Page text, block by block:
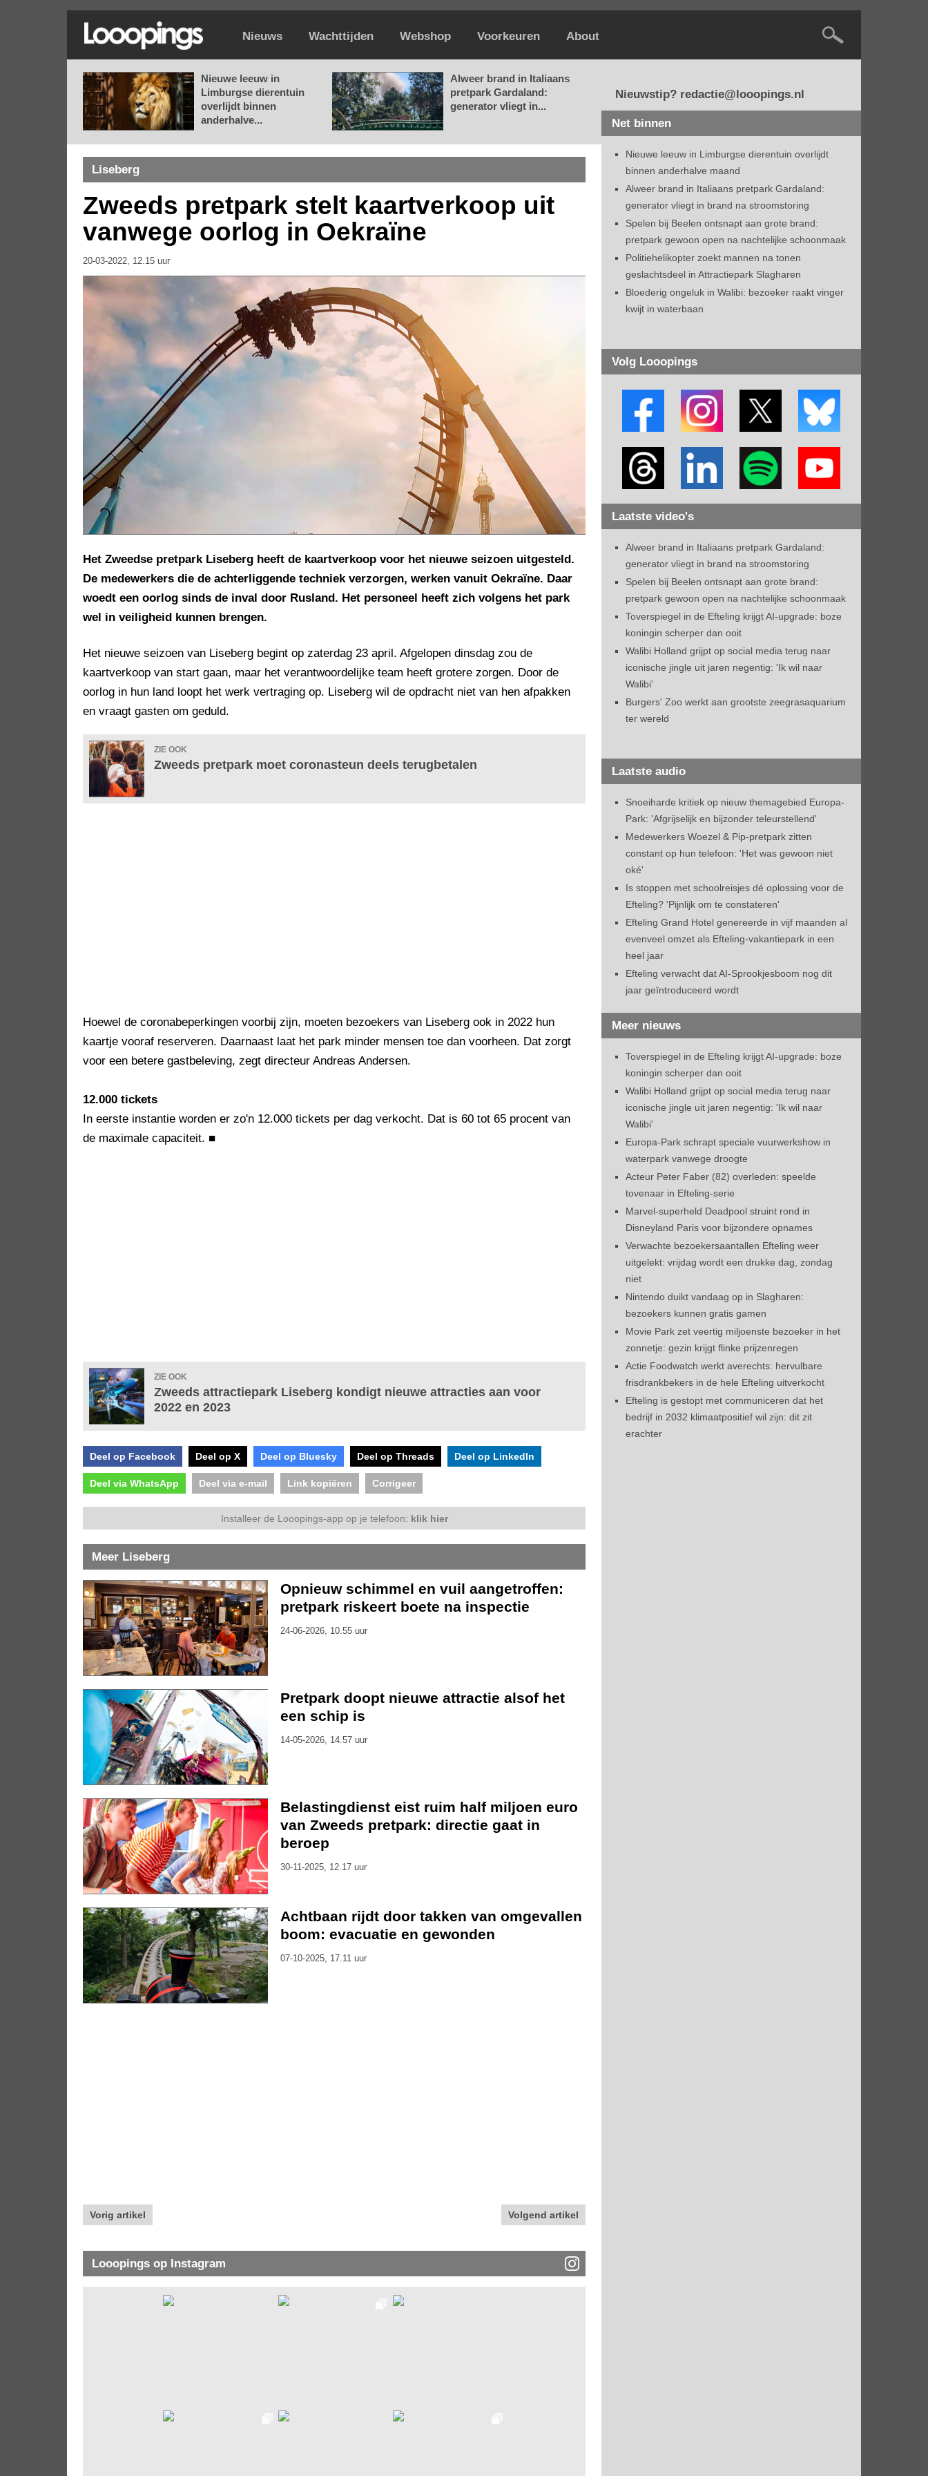
Nieuws Wachttijden Webshop Voorkeuren About
Nieuwe leeuw in
Limburgse dierentuin
overlijdt binnen
anderhalve...
Alweer brand in Italiaans
pretpark Gardaland:
generator vliegt in...
Liseberg
Zweeds pretpark stelt kaartverkoop uit
vanwege oorlog in Oekraïne
20-03-2022, 12.15 uur
Het Zweedse pretpark Liseberg heeft de kaartverkoop voor het nieuwe seizoen uitgesteld.
De medewerkers die de achterliggende techniek verzorgen, werken vanuit Oekraïne. Daar
woedt een oorlog sinds de inval door Rusland. Het personeel heeft zich volgens het park
wel in veiligheid kunnen brengen.
Het nieuwe seizoen van Liseberg begint op zaterdag 23 april. Afgelopen dinsdag zou de
kaartverkoop van start gaan, maar het verantwoordelijke team heeft grotere zorgen. Door de
oorlog in hun land loopt het werk vertraging op. Liseberg wil de opdracht niet van hen afpakken
en vraagt gasten om geduld.
ZIE OOK
Zweeds pretpark moet coronasteun deels terugbetalen
Hoewel de coronabeperkingen voorbij zijn, moeten bezoekers van Liseberg ook in 2022 hun
kaartje vooraf reserveren. Daarnaast laat het park minder mensen toe dan voorheen. Dat zorgt
voor een betere gastbeleving, zegt directeur Andreas Andersen.
12.000 tickets
In eerste instantie worden er zo'n 12.000 tickets per dag verkocht. Dat is 60 tot 65 procent van
de maximale capaciteit. ■
ZIE OOK
Zweeds attractiepark Liseberg kondigt nieuwe attracties aan voor
2022 en 2023
Deel op Facebook Deel op X Deel op Bluesky Deel op Threads Deel op LinkedIn
Deel via WhatsApp Deel via e-mail Link kopiëren Corrigeer
Installeer de Looopings-app op je telefoon: klik hier
Meer Liseberg
Opnieuw schimmel en vuil aangetroffen:
pretpark riskeert boete na inspectie
24-06-2026, 10.55 uur
Pretpark doopt nieuwe attractie alsof het
een schip is
14-05-2026, 14.57 uur
Belastingdienst eist ruim half miljoen euro
van Zweeds pretpark: directie gaat in
beroep
30-11-2025, 12.17 uur
Achtbaan rijdt door takken van omgevallen
boom: evacuatie en gewonden
07-10-2025, 17.11 uur
Vorig artikel Volgend artikel
Looopings op Instagram
Nieuwstip? redactie@looopings.nl
Net binnen
Nieuwe leeuw in Limburgse dierentuin overlijdt
binnen anderhalve maand
Alweer brand in Italiaans pretpark Gardaland:
generator vliegt in brand na stroomstoring
Spelen bij Beelen ontsnapt aan grote brand:
pretpark gewoon open na nachtelijke schoonmaak
Politiehelikopter zoekt mannen na tonen
geslachtsdeel in Attractiepark Slagharen
Bloederig ongeluk in Walibi: bezoeker raakt vinger
kwijt in waterbaan
Volg Looopings
Laatste video's
Alweer brand in Italiaans pretpark Gardaland:
generator vliegt in brand na stroomstoring
Spelen bij Beelen ontsnapt aan grote brand:
pretpark gewoon open na nachtelijke schoonmaak
Toverspiegel in de Efteling krijgt AI-upgrade: boze
koningin scherper dan ooit
Walibi Holland grijpt op social media terug naar
iconische jingle uit jaren negentig: 'Ik wil naar
Walibi'
Burgers' Zoo werkt aan grootste zeegrasaquarium
ter wereld
Laatste audio
Snoeiharde kritiek op nieuw themagebied Europa-
Park: 'Afgrijselijk en bijzonder teleurstellend'
Medewerkers Woezel & Pip-pretpark zitten
constant op hun telefoon: 'Het was gewoon niet
oké'
Is stoppen met schoolreisjes dé oplossing voor de
Efteling? 'Pijnlijk om te constateren'
Efteling Grand Hotel genereerde in vijf maanden al
evenveel omzet als Efteling-vakantiepark in een
heel jaar
Efteling verwacht dat AI-Sprookjesboom nog dit
jaar geïntroduceerd wordt
Meer nieuws
Toverspiegel in de Efteling krijgt AI-upgrade: boze
koningin scherper dan ooit
Walibi Holland grijpt op social media terug naar
iconische jingle uit jaren negentig: 'Ik wil naar
Walibi'
Europa-Park schrapt speciale vuurwerkshow in
waterpark vanwege droogte
Acteur Peter Faber (82) overleden: speelde
tovenaar in Efteling-serie
Marvel-superheld Deadpool struint rond in
Disneyland Paris voor bijzondere opnames
Verwachte bezoekersaantallen Efteling weer
uitgelekt: vrijdag wordt een drukke dag, zondag
niet
Nintendo duikt vandaag op in Slagharen:
bezoekers kunnen gratis gamen
Movie Park zet veertig miljoenste bezoeker in het
zonnetje: gezin krijgt flinke prijzenregen
Actie Foodwatch werkt averechts: hervulbare
frisdrankbekers in de hele Efteling uitverkocht
Efteling is gestopt met communiceren dat het
bedrijf in 2032 klimaatpositief wil zijn: dit zit
erachter